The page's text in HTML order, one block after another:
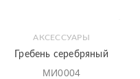
АКСЕССУАРЫ
Гребень серебряный
МИ0004